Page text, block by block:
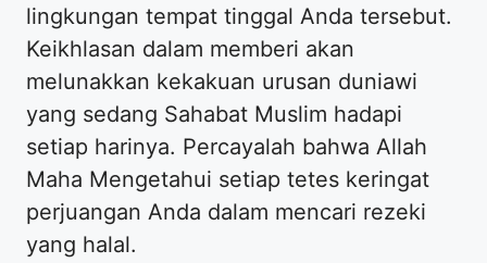
lingkungan tempat tinggal Anda tersebut.
Keikhlasan dalam memberi akan
melunakkan kekakuan urusan duniawi
yang sedang Sahabat Muslim hadapi
setiap harinya. Percayalah bahwa Allah
Maha Mengetahui setiap tetes keringat
perjuangan Anda dalam mencari rezeki
yang halal.